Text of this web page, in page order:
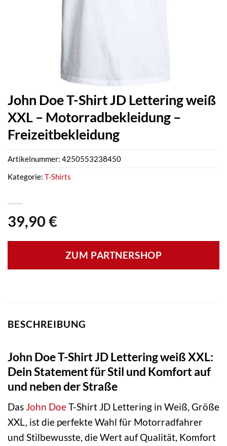
John Doe T-Shirt JD Lettering weiß
XXL – Motorradbekleidung –
Freizeitbekleidung
39,90 €
ZUM PARTNERSHOP
Artikelnummer: 4250553238450
Kategorie: T-Shirts
BESCHREIBUNG
John Doe T-Shirt JD Lettering weiß XXL:
Dein Statement für Stil und Komfort auf
und neben der Straße
Das John DoeT-Shirt JD Lettering in Weiß, Größe
XXL, ist die perfekte Wahl für Motorradfahrer
und Stilbewusste, die Wert auf Qualität, Komfort